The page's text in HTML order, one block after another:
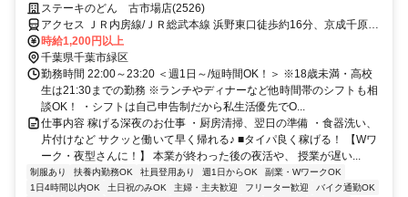
ステーキのどん 古市場店(2526)
アクセス ＪＲ内房線/ＪＲ総武本線 浜野東口徒歩約16分、京成千原線
おゆみ野南口徒歩約30分、京成千原線 学園前（千葉県）出入口1徒歩
約32分 浜野駅より徒歩16分/車・バイク通勤OK！
時給1,200円以上
千葉県千葉市緑区
勤務時間 22:00～23:20 ＜週1日～/短時間OK！＞ ※18歳未満・高校
生は21:30までの勤務 ※ランチやディナーなど他時間帯のシフトも相
談OK！ ・シフトは自己申告制だから私生活優先でO...
仕事内容 稼げる深夜のお仕事 ・厨房清掃、翌日の準備 ・食器洗い、
片付けなど サクッと働いて早く帰れる♪ ■タイパ良く稼げる！ 【Wワ
ーク・夜型さんに！】 本業が終わった後の夜活や、 授業が遅い...
制服あり 扶養内勤務OK 社員登用あり 週1日からOK
副業・WワークOK
1日4時間以内OK
土日祝のみOK 主婦・主夫歓迎 フリーター歓迎
バイク通勤OK